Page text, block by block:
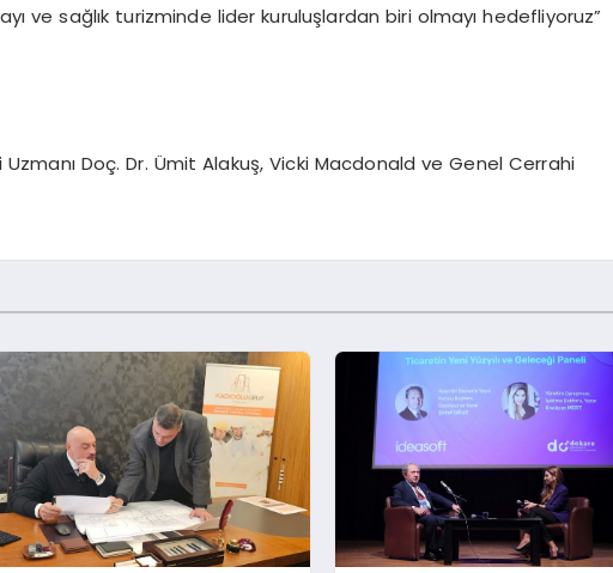
ve sağlık turizminde lider kuruluşlardan biri olmayı hedefliyoruz”
Doç. Dr. Ümit Alakuş, Vicki Macdonald ve Genel Cerrahi